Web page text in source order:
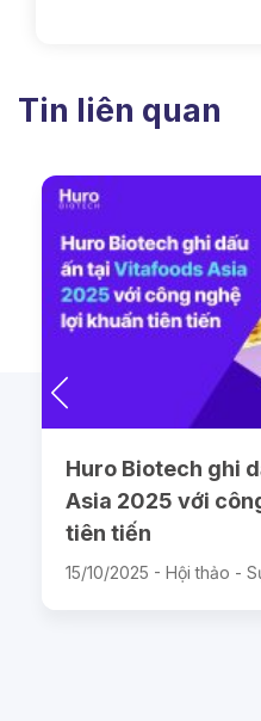
Tin liên quan
Huro Biotech ghi
Asia 2025 với
tiên tiến
15/10/2025 - Hội thảo -